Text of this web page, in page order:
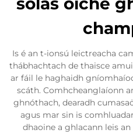
Is é an t-ionsú leictreacha
thábhachtach de thaisce
ar fáil le haghaidh
scáth. Comhcheanglaíonn
ghnóthach, dearadh
agus mar sin is
dhaoine a ghlacann leis